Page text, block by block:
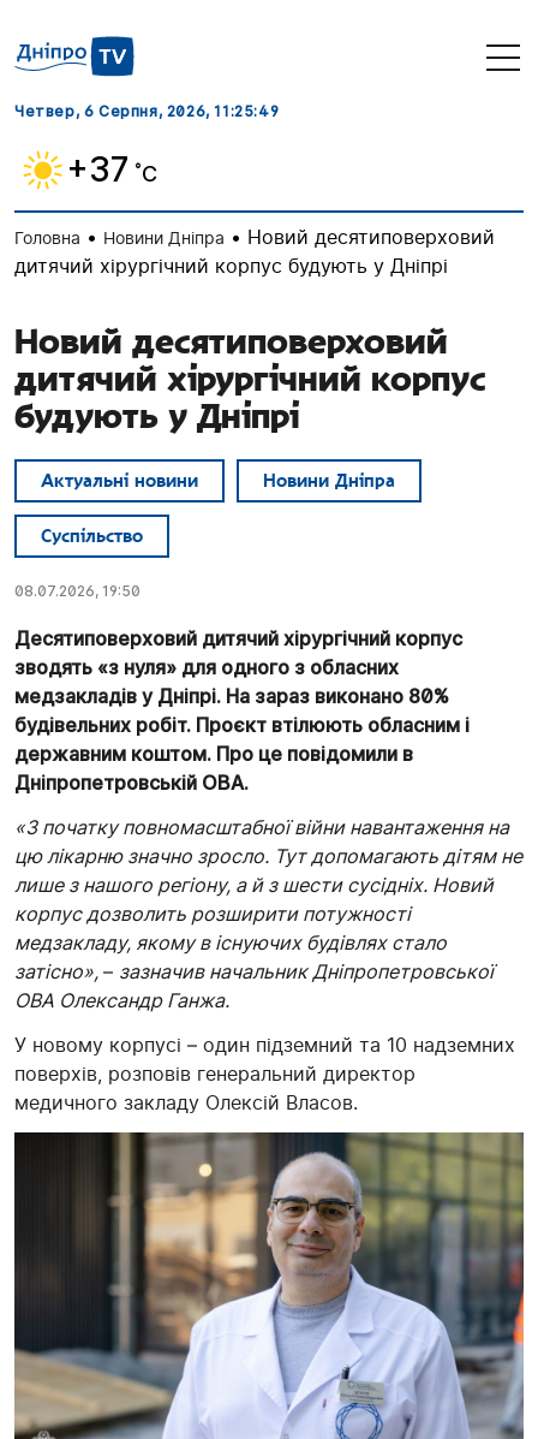
Четвер, 6 Серпня, 2026, 11:25:50
+37 ˚C
Головна • Новини Дніпра • Новий десятиповерховий
дитячий хірургічний корпус будують у Дніпрі
Новий десятиповерховий
дитячий хірургічний корпус
будують у Дніпрі
Актуальні новини Новини Дніпра
Суспільство
08.07.2026, 19:50
Десятиповерховий дитячий хірургічний корпус
зводять «з нуля» для одного з обласних
медзакладів у Дніпрі. На зараз виконано 80%
будівельних робіт. Проєкт втілюють обласним і
державним коштом. Про це повідомили в
Дніпропетровській ОВА.
«З початку повномасштабної війни навантаження на
цю лікарню значно зросло. Тут допомагають дітям не
лише з нашого регіону, а й з шести сусідніх. Новий
корпусдозволить розширити потужності
медзакладу, якому в існуючих будівлях стало
затісно», – зазначив начальник Дніпропетровської
ОВА Олександр Ганжа.
У новому корпусі – один підземний та 10 надземних
поверхів, розповів генеральний директор
медичного закладу Олексій Власов.